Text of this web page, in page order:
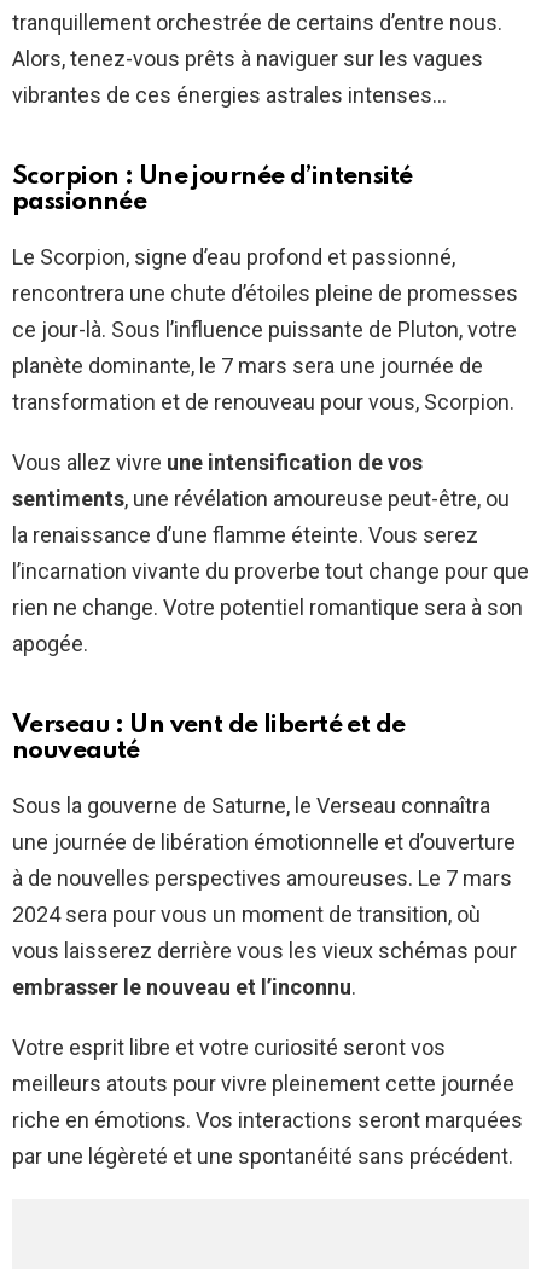
tranquillement orchestrée de certains d’entre nous.
Alors, tenez-vous prêts à naviguer sur les vagues
vibrantes de ces énergies astrales intenses…
Scorpion : Une journée d’intensité
passionnée
Le Scorpion, signe d’eau profond et passionné,
rencontrera une chute d’étoiles pleine de promesses
ce jour-là. Sous l’influence puissante de Pluton, votre
planète dominante, le 7 mars sera une journée de
transformation et de renouveau pour vous, Scorpion.
Vous allez vivre une intensification de vos
sentiments, une révélation amoureuse peut-être, ou
la renaissance d’une flamme éteinte. Vous serez
l’incarnation vivante du proverbe tout change pour que
rien ne change. Votre potentiel romantique sera à son
apogée.
Verseau : Un vent de liberté et de
nouveauté
Sous la gouverne de Saturne, le Verseau connaîtra
une journée de libération émotionnelle et d’ouverture
à de nouvelles perspectives amoureuses. Le 7 mars
2024 sera pour vous un moment de transition, où
vous laisserez derrière vous les vieux schémas pour
embrasser le nouveau et l’inconnu.
Votre esprit libre et votre curiosité seront vos
meilleurs atouts pour vivre pleinement cette journée
riche en émotions. Vos interactions seront marquées
par une légèreté et une spontanéité sans précédent.